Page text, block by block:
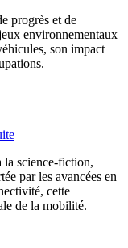
progrès et de
environnementaux
son impact
la science-fiction,
par les avancées en
cette
de la mobilité.